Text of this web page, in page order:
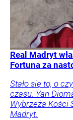
Real Madryt
Fortuna za
Stało się to, o
czasu. Yan
Wybrzeża Kości
Madryt.